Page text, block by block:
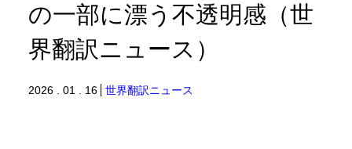
の一部に漂う不透明感（世
界翻訳ニュース）
2026 . 01 . 16 世界翻訳ニュース